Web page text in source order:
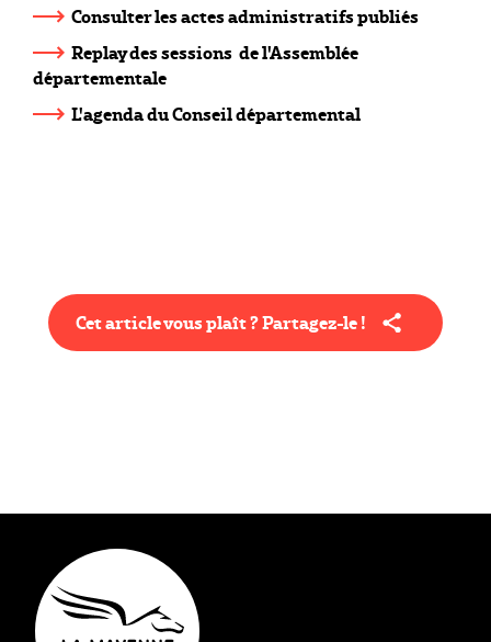
Consulter les actes administratifs publiés
Replay des sessions de l'Assemblée
départementale
L'agenda du Conseil départemental
Cet article vous plaît ? Partagez-le !